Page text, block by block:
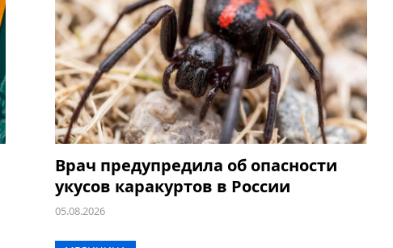
Врач предупредила об опасности
укусов каракуртов в России
05.08.2026